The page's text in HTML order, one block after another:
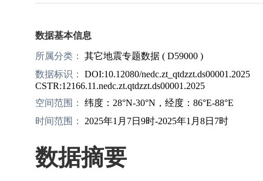
数据基本信息
所属分类：
其它地震专题数据 ( D59000 )
数据标识：
DOI:10.12080/nedc.zt_qtdzzt.ds00001.2025
CSTR:12166.11.nedc.zt.qtdzzt.ds00001.2025
空间范围：
纬度：28°N-30°N，经度：86°E-88°E
时间范围：
2025年1月7日9时-2025年1月8日7时
数据摘要